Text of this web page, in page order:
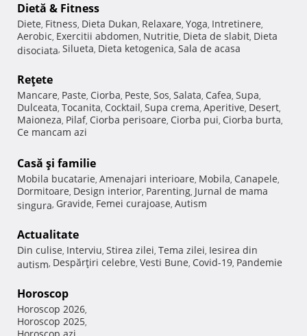
Dietă & Fitness
Diete, Fitness, Dieta Dukan, Relaxare, Yoga, Intretinere,
Aerobic, Exercitii abdomen, Nutritie, Dieta de slabit, Dieta
disociata, Silueta, Dieta ketogenica, Sala de acasa
Reţete
Mancare, Paste, Ciorba, Peste, Sos, Salata, Cafea, Supa,
Dulceata, Tocanita, Cocktail, Supa crema, Aperitive, Desert,
Maioneza, Pilaf, Ciorba perisoare, Ciorba pui, Ciorba burta,
Ce mancam azi
Casă şi familie
Mobila bucatarie, Amenajari interioare, Mobila, Canapele,
Dormitoare, Design interior, Parenting, Jurnal de mama
singura, Gravide, Femei curajoase, Autism
Actualitate
Din culise, Interviu, Stirea zilei, Tema zilei, Iesirea din
autism, Despărţiri celebre, Vesti Bune, Covid-19, Pandemie
Horoscop
Horoscop 2026,
Horoscop 2025,